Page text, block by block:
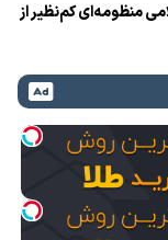
منظومه‌ای کم‌نظیر از